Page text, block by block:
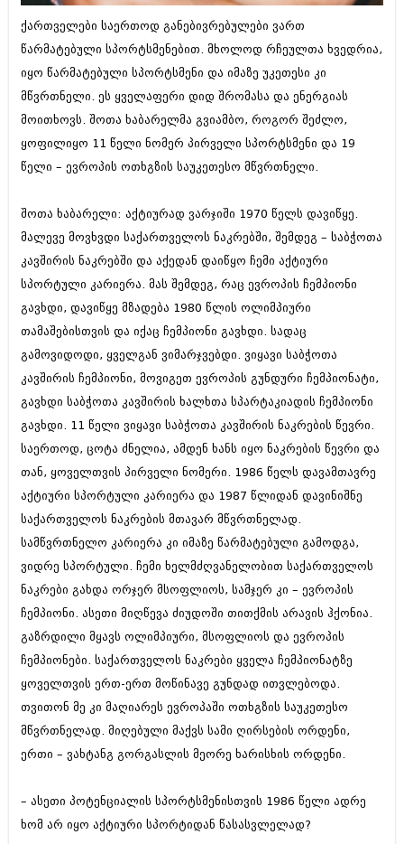
ავტორჩევები
ბელადები
ბიზნესსიახლეები
გვარები
იუმორი
ჰოროსკოპი და შეუცნობელი
კრიმინალი
რომანი და დეტექტივი
სახალისო ამბები
შოუბიზნესი
დაიჯესტი
ქალი და მამაკაცი
ისტორია
სხვადასხვა
ანონსი
არქივი
აგვისტო 2018 (162)
ივლისი 2018 (223)
ივნისი 2018 (244)
აპრილი 2018 (194)
მარტი 2018 (256)
დეკემბერი 2017 (243)
ნოემბერი 2017 (212)
გვარები
თემიდას სასწორი
იუმორი
კალეიდოსკოპი
კრიმინალი
რომანი და დეტექტივი
სახალისო ამბები
შოუბიზნესი
დაიჯესტი
ქალი და მამაკაცი
ისტორია
სხვადასხვა
ანონსი
არქივი
ნოემბერი 2020 (103)
ოქტომბერი 2020 (209)
სექტემბერი 2020 (204)
აგვისტო 2020 (249)
ივლისი 2020 (204)
ივნისი 2020 (249)
არქივის ზომის ნახვა
ქართველები საერთოდ განებივრებულები ვართ
წარმატებული სპორტსმენებით. მხოლოდ რჩეულთა ხვედრია,
იყო წარმატებული სპორტსმენი და იმაზე უკეთესი კი
მწვრთნელი. ეს ყველაფერი დიდ შრომასა და ენერგიას
მოითხოვს. შოთა ხაბარელმა გვიამბო, როგორ შეძლო,
ყოფილიყო 11 წელი ნომერ პირველი სპორტსმენი და 19
წელი – ევროპის ოთხგზის საუკეთესო მწვრთნელი.
შოთა ხაბარელი: აქტიურად ვარჯიში 1970 წელს დავიწყე.
მალევე მოვხვდი საქართველოს ნაკრებში, შემდეგ – საბჭოთა
კავშირის ნაკრებში და აქედან დაიწყო ჩემი აქტიური
სპორტული კარიერა. მას შემდეგ, რაც ევროპის ჩემპიონი
გავხდი, დავიწყე მზადება 1980 წლის ოლიმპიური
თამაშებისთვის და იქაც ჩემპიონი გავხდი. სადაც
გამოვიდოდი, ყველგან ვიმარჯვებდი. ვიყავი საბჭოთა
კავშირის ჩემპიონი, მოვიგეთ ევროპის გუნდური ჩემპიონატი,
გავხდი საბჭოთა კავშირის ხალხთა სპარტაკიადის ჩემპიონი
გავხდი. 11 წელი ვიყავი საბჭოთა კავშირის ნაკრების წევრი.
საერთოდ, ცოტა ძნელია, ამდენ ხანს იყო ნაკრების წევრი და
თან, ყოველთვის პირველი ნომერი. 1986 წელს დავამთავრე
აქტიური სპორტული კარიერა და 1987 წლიდან დავინიშნე
საქართველოს ნაკრების მთავარ მწვრთნელად.
სამწვრთნელო კარიერა კი იმაზე წარმატებული გამოდგა,
ვიდრე სპორტული. ჩემი ხელმძღვანელობით საქართველოს
ნაკრები გახდა ორჯერ მსოფლიოს, სამჯერ კი – ევროპის
ჩემპიონი. ასეთი მიღწევა ძიუდოში თითქმის არავის ჰქონია.
გაზრდილი მყავს ოლიმპიური, მსოფლიოს და ევროპის
ჩემპიონები. საქართველოს ნაკრები ყველა ჩემპიონატზე
ყოველთვის ერთ-ერთ მოწინავე გუნდად ითვლებოდა.
თვითონ მე კი მაღიარეს ევროპაში ოთხგზის საუკეთესო
მწვრთნელად. მიღებული მაქვს სამი ღირსების ორდენი,
ერთი – ვახტანგ გორგასლის მეორე ხარისხის ორდენი.
– ასეთი პოტენციალის სპორტსმენისთვის 1986 წელი ადრე
ხომ არ იყო აქტიური სპორტიდან წასასვლელად?